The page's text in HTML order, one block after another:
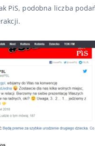
PiS, podobna liczba